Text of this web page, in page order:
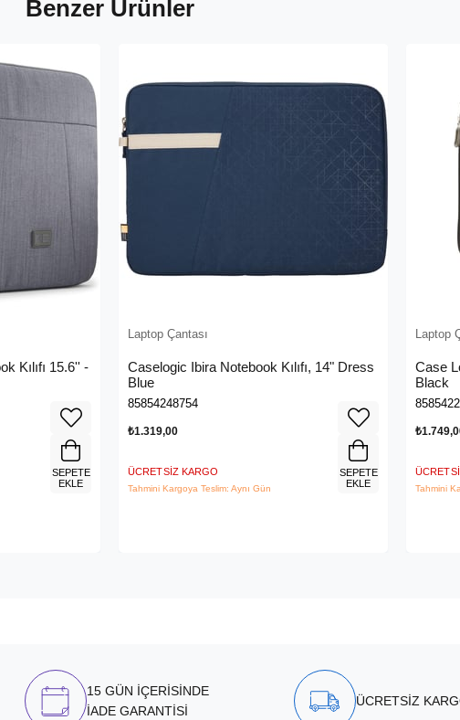
Benzer Ürünler
Kılıfı 15.6'' -
SEPETE
EKLE
Laptop Çantası
Caselogic Ibira Notebook Kılıfı, 14" Dress
Blue
85854248754
₺1.319,00
ÜCRETSIZ KARGO
Tahmini Kargoya Teslim: Aynı Gün
SEPETE
EKLE
Laptop
Case
Black
Tahmini
15 GÜN İÇERİSİNDE
İADE GARANTİSİ
ÜCRETSİZ